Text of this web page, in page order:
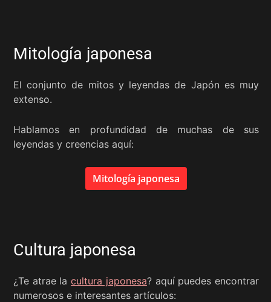
Mitología japonesa
El conjunto de mitos y leyendas de Japón es muy
extenso.
Hablamos en profundidad de muchas de sus
leyendas y creencias aquí:
Mitología japonesa
Cultura japonesa
¿Te atrae lacultura japonesa? aquí puedes encontrar
numerosos e interesantes artículos: